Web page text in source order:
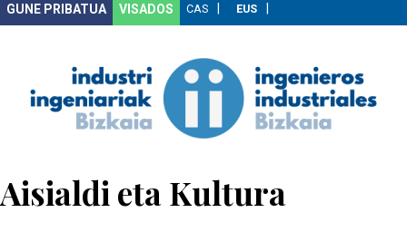
VISADOS
Aisialdi eta Kultura
Leihatila